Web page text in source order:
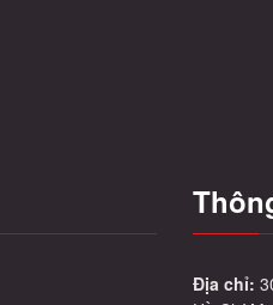
Địa chỉ: